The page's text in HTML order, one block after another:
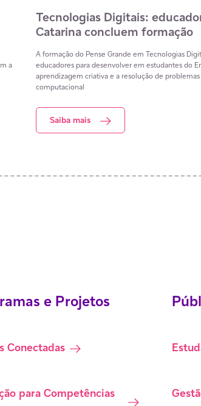
a
Tecnologias Digitais:
Catarina concluem formação
A formação do Pense Grande em Tecnologias
educadores para desenvolver em estudantes do
aprendizagem criativa e a resolução de
computacional
Saiba mais
e Projetos
Conectadas
para Competências